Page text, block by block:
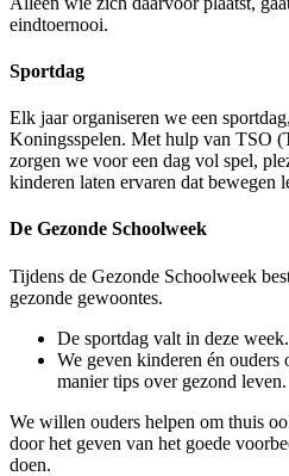
eindtoernooi.
Sportdag
Elk jaar organiseren we een
Koningsspelen. Met hulp van TSO
zorgen we voor een dag vol spel,
kinderen laten ervaren dat bewegen
De Gezonde Schoolweek
Tijdens de Gezonde Schoolweek
gezonde gewoontes.
De sportdag valt in deze week.
We geven kinderen én ouders
manier tips over gezond leven.
We willen ouders helpen om thuis
door het geven van het goede
doen.